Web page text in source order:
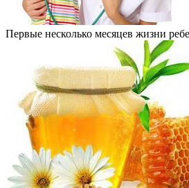
Первые несколько месяцев жизни